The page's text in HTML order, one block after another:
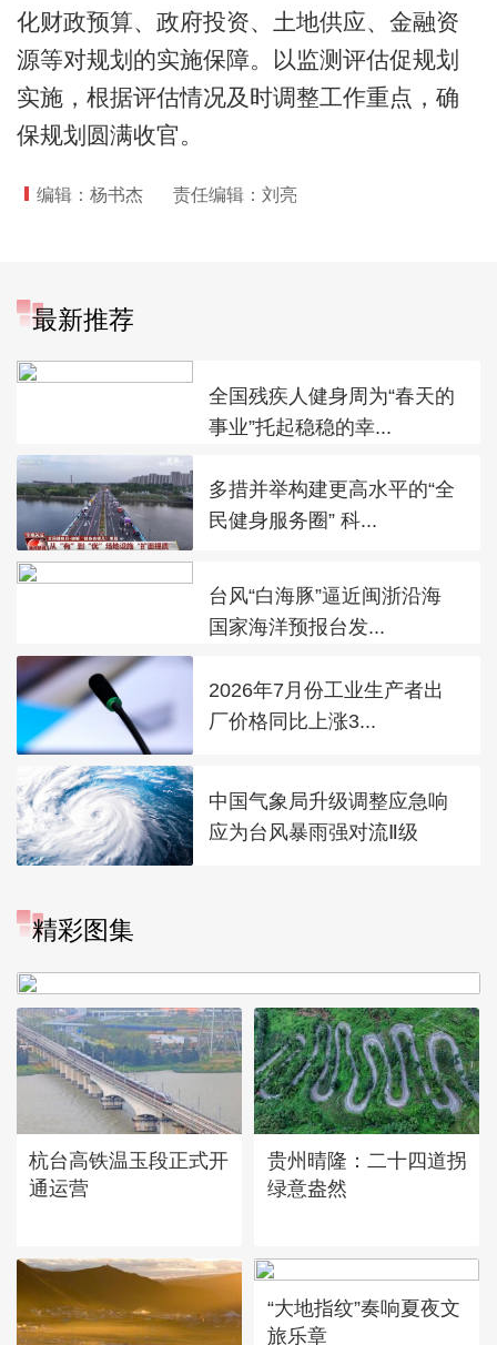
化财政预算、政府投资、土地供应、金融资
源等对规划的实施保障。以监测评估促规划
实施，根据评估情况及时调整工作重点，确
保规划圆满收官。
编辑：杨书杰 责任编辑：刘亮
最新推荐
全国残疾人健身周为“春天的
事业”托起稳稳的幸...
多措并举构建更高水平的“全
民健身服务圈” 科...
台风“白海豚”逼近闽浙沿海
国家海洋预报台发...
2026年7月份工业生产者出
厂价格同比上涨3...
中国气象局升级调整应急响
应为台风暴雨强对流Ⅱ级
精彩图集
杭台高铁温玉段正式开
通运营
贵州晴隆：二十四道拐
绿意盎然
“大地指纹”奏响夏夜文
旅乐章